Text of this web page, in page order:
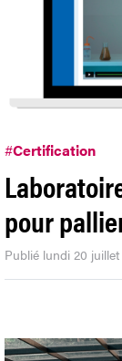
#Certification
pour
Publié lundi 20 juillet